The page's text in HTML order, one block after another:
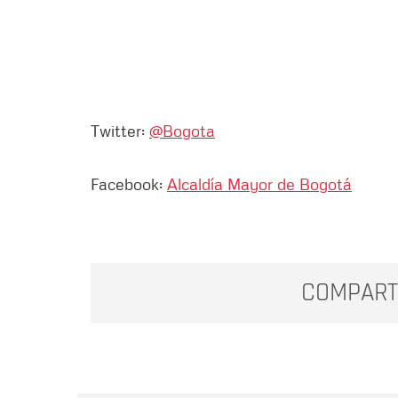
Twitter: @Bogota
Facebook: Alcaldía Mayor de Bogotá